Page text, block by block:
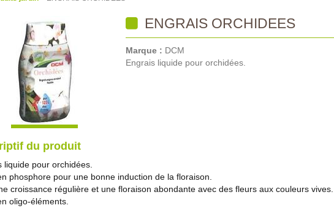
ENGRAIS ORCHIDEES
Marque : DCM
Engrais liquide pour orchidées.
du produit
liquide pour orchidées.
phosphore pour une bonne induction de la floraison.
croissance régulière et une floraison abondante avec des fleurs aux couleurs vives.
oligo-éléments.